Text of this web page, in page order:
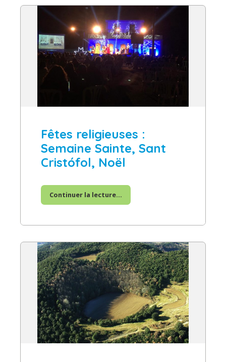
Fêtes religieuses :
Semaine Sainte, Sant
Cristófol, Noël
Continuer la lecture...